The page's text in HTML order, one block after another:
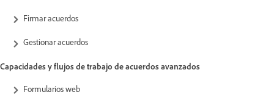
Firmar acuerdos
Gestionar acuerdos
Capacidades y flujos de trabajo de acuerdos avanzados
Formularios web